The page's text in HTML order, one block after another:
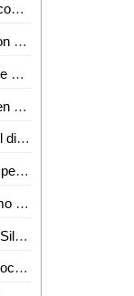
Coordinan estrategia en Ciudad Valles contra narcomenudeo y extorsión
San Luis Potosí se consolida entre los estados con mayor crecimiento salarial en el país
Alito Moreno visitará San Luis Potosí para toma de protesta de estructuras del PRI
Registra Futbol inglés pérdidas económicas que en LALIGA aseguró Javier Tebas
Gobierno de México reitera llamado a mantener el diálogo con CNTE
En Guerrero, autoridades federales detienen a 11 personas vinculadas con extorsión a prestadores de servicios turísticos
Gobierno estatal reconoce espacios libres de humo de tabaco y emisiones
Latidos de México hará vibrar el museo Federico Silva con Hunac-Ceel
Estudiantes de la UASLP desarrollan concreto fotocatalítico para reducir la contaminación del aire y mejorar la calidad del agua